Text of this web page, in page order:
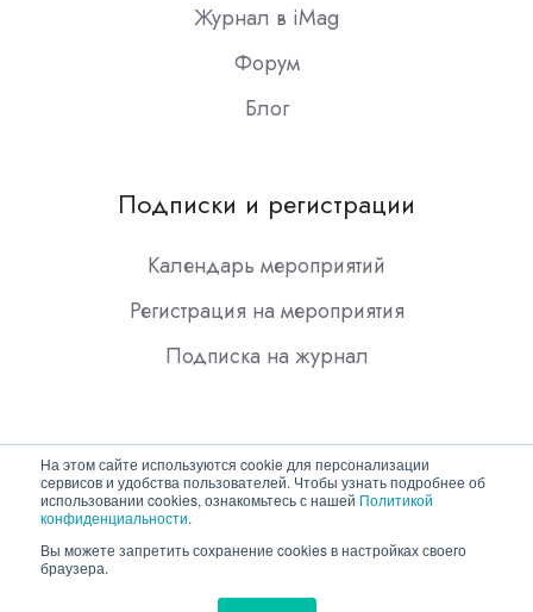
На этом сайте используются cookie для персонализации
сервисов и удобства пользователей. Чтобы узнать подробнее об
использовании cookies, ознакомьтесь с нашей Политикой
конфиденциальности.
Вы можете запретить сохранение cookies в настройках своего
браузера.
Журнал в iMag
Форум
Блог
Подписки и регистрации
Календарь мероприятий
Регистрация на мероприятия
Подписка на журнал
Copyright © 2026 ООО "Гротек"
Политика конфиденциальности